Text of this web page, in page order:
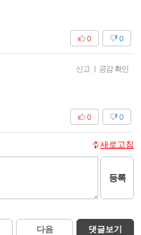
0
0
신고 | 공감 확인
0
0
새로고침
등록
다음 댓글보기